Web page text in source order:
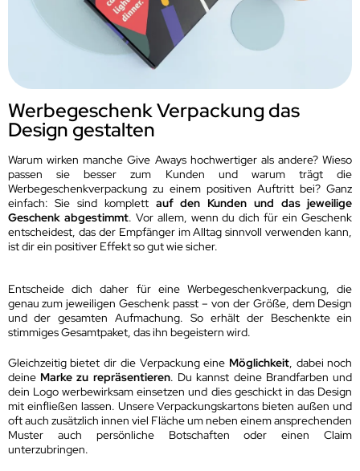
Werbegeschenk Verpackung das
Design gestalten
Warum wirken manche Give Aways hochwertiger als andere? Wieso
passen sie besser zum Kunden und warum trägt die
Werbegeschenkverpackung zu einem positiven Auftritt bei? Ganz
einfach: Sie sind komplett auf den Kunden und das jeweilige
Geschenk abgestimmt. Vor allem, wenn du dich für ein Geschenk
entscheidest, das der Empfänger im Alltag sinnvoll verwenden kann,
ist dir ein positiver Effekt so gut wie sicher.
Entscheide dich daher für eine Werbegeschenkverpackung, die
genau zum jeweiligen Geschenk passt – von der Größe, dem Design
und der gesamten Aufmachung. So erhält der Beschenkte ein
stimmiges Gesamtpaket, das ihn begeistern wird.
Gleichzeitig bietet dir die Verpackung eine Möglichkeit, dabei noch
deine Marke zu repräsentieren. Du kannst deine Brandfarben und
dein Logo werbewirksam einsetzen und dies geschickt in das Design
mit einfließen lassen. Unsere Verpackungskartons bieten außen und
oft auch zusätzlich innen viel Fläche um neben einem ansprechenden
Muster auch persönliche Botschaften oder einen Claim
unterzubringen.